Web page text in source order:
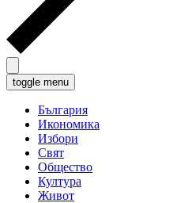
toggle menu
България
Икономика
Избори
Свят
Общество
Култура
Живот